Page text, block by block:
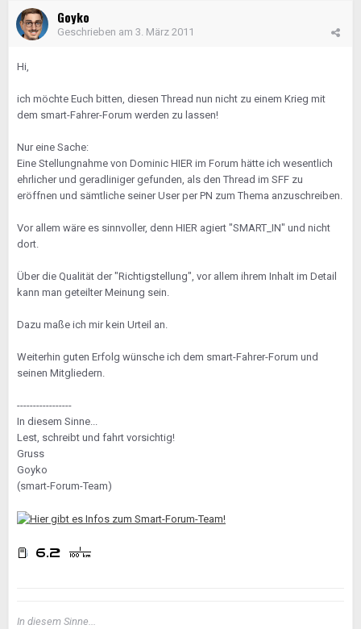
Goyko
Geschrieben am 3. März 2011
Hi,
ich möchte Euch bitten, diesen Thread nun nicht zu einem Krieg mit
dem smart-Fahrer-Forum werden zu lassen!
Nur eine Sache:
Eine Stellungnahme von Dominic HIER im Forum hätte ich wesentlich
ehrlicher und geradliniger gefunden, als den Thread im SFF zu
eröffnen und sämtliche seiner User per PN zum Thema anzuschreiben.
Vor allem wäre es sinnvoller, denn HIER agiert "SMART_IN" und nicht
dort.
Über die Qualität der "Richtigstellung", vor allem ihrem Inhalt im Detail
kann man geteilter Meinung sein.
Dazu maße ich mir kein Urteil an.
Weiterhin guten Erfolg wünsche ich dem smart-Fahrer-Forum und
seinen Mitgliedern.
-----------------
In diesem Sinne...
Lest, schreibt und fahrt vorsichtig!
Gruss
Goyko
(smart-Forum-Team)
In diesem Sinne...